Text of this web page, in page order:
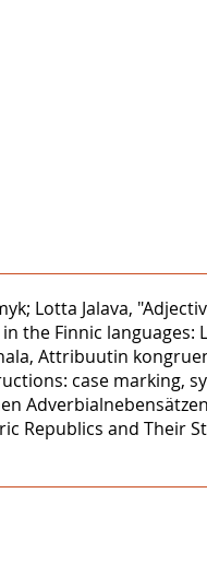
Lotta Jalava,
Finnic languages:
Attribuutin
case marking,
and Their